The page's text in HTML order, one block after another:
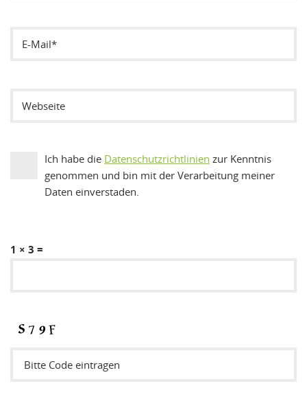
Ich habe die Datenschutzrichtlinien zur Kenntnis
genommen und bin mit der Verarbeitung meiner
Daten einverstaden.
1 × 3 =